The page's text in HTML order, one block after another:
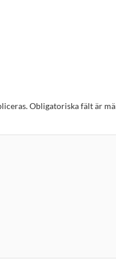
Obligatoriska fält är